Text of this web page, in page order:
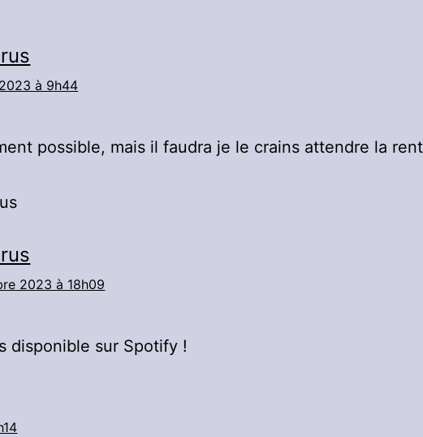
à 9h44
possible, mais il faudra je le crains attendre la
2023 à 18h09
disponible sur Spotify !